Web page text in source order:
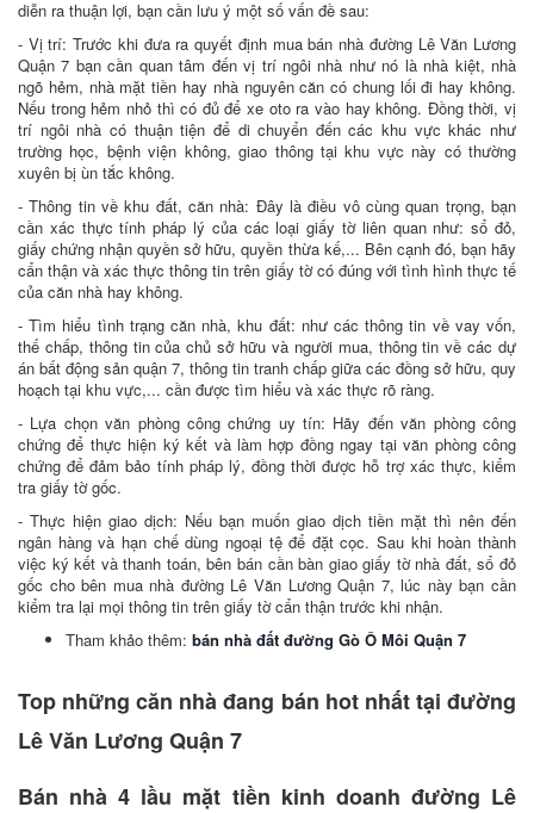
diễn ra thuận lợi, bạn cần lưu ý một số vấn đề sau:
- Vị trí: Trước khi đưa ra quyết định mua bán nhà đường Lê Văn Lương
Quận 7 bạn cần quan tâm đến vị trí ngôi nhà như nó là nhà kiệt, nhà
ngõ hẻm, nhà mặt tiền hay nhà nguyên căn có chung lối đi hay không.
Nếu trong hẻm nhỏ thì có đủ để xe oto ra vào hay không. Đồng thời, vị
trí ngôi nhà có thuận tiện để di chuyển đến các khu vực khác như
trường học, bệnh viện không, giao thông tại khu vực này có thường
xuyên bị ùn tắc không.
- Thông tin về khu đất, căn nhà: Đây là điều vô cùng quan trọng, bạn
cần xác thực tính pháp lý của các loại giấy tờ liên quan như: sổ đỏ,
giấy chứng nhận quyền sở hữu, quyền thừa kế,... Bên cạnh đó, bạn hãy
cẩn thận và xác thực thông tin trên giấy tờ có đúng với tình hình thực tế
của căn nhà hay không.
- Tìm hiểu tình trạng căn nhà, khu đất: như các thông tin về vay vốn,
thế chấp, thông tin của chủ sở hữu và người mua, thông tin về các dự
án bất động sản quận 7, thông tin tranh chấp giữa các đồng sở hữu, quy
hoạch tại khu vực,... cần được tìm hiểu và xác thực rõ ràng.
- Lựa chọn văn phòng công chứng uy tín: Hãy đến văn phòng công
chứng để thực hiện ký kết và làm hợp đồng ngay tại văn phòng công
chứng để đảm bảo tính pháp lý, đồng thời được hỗ trợ xác thực, kiểm
tra giấy tờ gốc.
- Thực hiện giao dịch: Nếu bạn muốn giao dịch tiền mặt thì nên đến
ngân hàng và hạn chế dùng ngoại tệ để đặt cọc. Sau khi hoàn thành
việc ký kết và thanh toán, bên bán cần bàn giao giấy tờ nhà đất, sổ đỏ
gốc cho bên mua nhà đường Lê Văn Lương Quận 7, lúc này bạn cần
kiểm tra lại mọi thông tin trên giấy tờ cẩn thận trước khi nhận.
Tham khảo thêm: bán nhà đất đường Gò Ô Môi Quận 7
Top những căn nhà đang bán hot nhất tại đường
Lê Văn Lương Quận 7
Bán nhà 4 lầu mặt tiền kinh doanh đường Lê